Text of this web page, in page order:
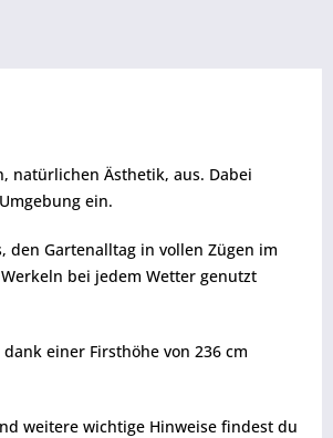
natürlichen Ästhetik, aus. Dabei
ein.
den Gartenalltag in vollen Zügen im
bei jedem Wetter genutzt
einer Firsthöhe von 236 cm
weitere wichtige Hinweise findest du